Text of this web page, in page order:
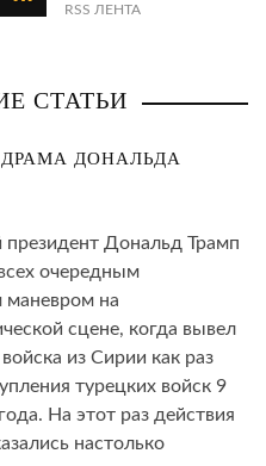
RSS ЛЕНТА
СТАТЬИ
ДОНАЛЬДА
президент Дональд Трамп
очередным
на
сцене, когда вывел
из Сирии как раз
турецких войск 9
На этот раз действия
настолько